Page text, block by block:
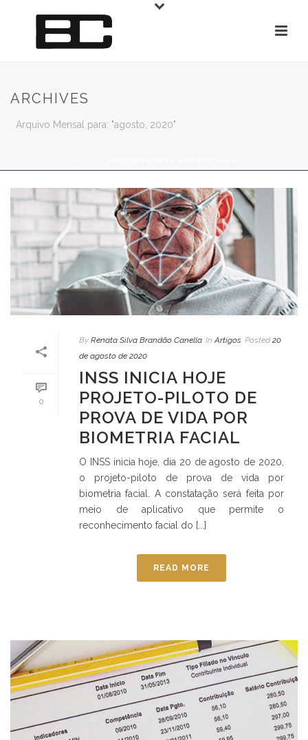
ARCHIVES
Arquivo Mensal para: "agosto, 2020"
0
By Renata Silva Brandão Canella In Artigos Posted 20
de agosto de 2020
INSS INICIA HOJE
PROJETO-PILOTO DE
PROVA DE VIDA POR
BIOMETRIA FACIAL
O INSS inicia hoje, dia 20 de agosto de 2020,
o projeto-piloto de prova de vida por
biometria facial. A constatação será feita por
meio de aplicativo que permite o
reconhecimento facial do [...]
READ MORE